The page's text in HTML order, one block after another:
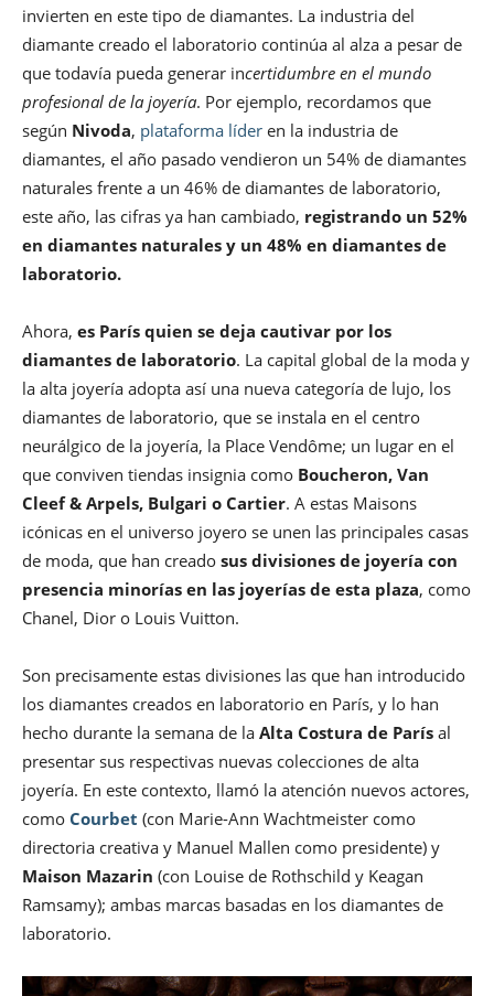
invierten en este tipo de diamantes. La industria del
diamante creado el laboratorio continúa al alza a pesar de
que todavía pueda generar incertidumbre en el mundo
profesional de la joyería. Por ejemplo, recordamos que
según Nivoda, plataforma líder en la industria de
diamantes, el año pasado vendieron un 54% de diamantes
naturales frente a un 46% de diamantes de laboratorio,
este año, las cifras ya han cambiado, registrando un 52%
en diamantes naturales y un 48% en diamantes de
laboratorio.
Ahora, es París quien se deja cautivar por los
diamantes de laboratorio. La capital global de la moda y
la alta joyería adopta así una nueva categoría de lujo, los
diamantes de laboratorio, que se instala en el centro
neurálgico de la joyería, la Place Vendôme; un lugar en el
que conviven tiendas insignia como Boucheron, Van
Cleef & Arpels, Bulgari o Cartier. A estas Maisons
icónicas en el universo joyero se unen las principales casas
de moda, que han creado sus divisiones de joyería con
presencia minorías en las joyerías de esta plaza, como
Chanel, Dior o Louis Vuitton.
Son precisamente estas divisiones las que han introducido
los diamantes creados en laboratorio en París, y lo han
hecho durante la semana de la Alta Costura de París al
presentar sus respectivas nuevas colecciones de alta
joyería. En este contexto, llamó la atención nuevos actores,
como Courbet (con Marie-Ann Wachtmeister como
directoria creativa y Manuel Mallen como presidente) y
Maison Mazarin (con Louise de Rothschild y Keagan
Ramsamy); ambas marcas basadas en los diamantes de
laboratorio.